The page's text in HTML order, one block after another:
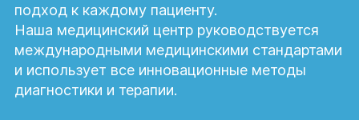
подход к каждому пациенту.
Наша медицинский центр руководствуется
международными медицинскими стандартами
и использует все инновационные методы
диагностики и терапии.